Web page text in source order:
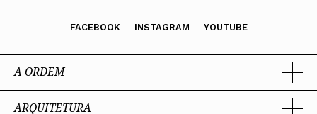
FACEBOOK INSTAGRAM YOUTUBE
A ORDEM
ARQUITETURA